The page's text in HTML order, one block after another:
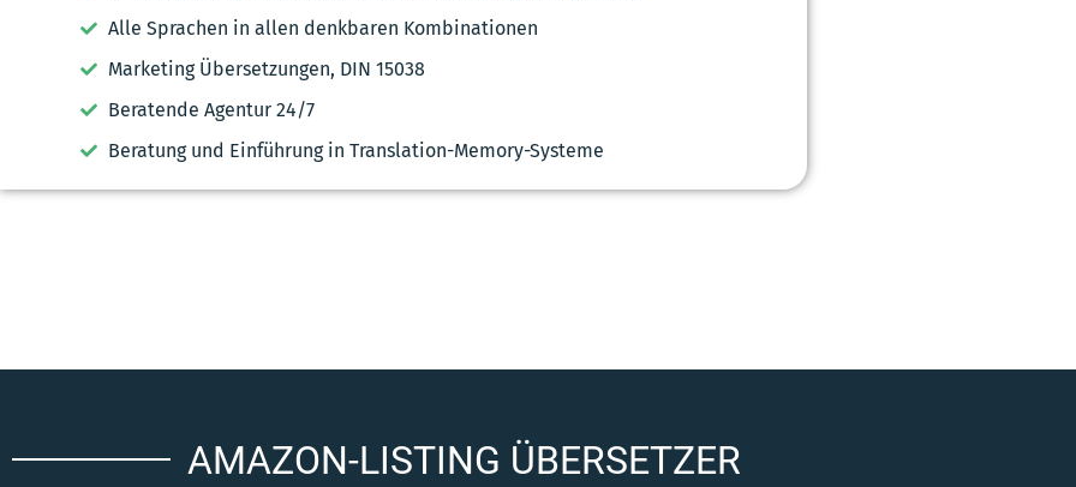
Alle Sprachen in allen denkbaren Kombinationen
Marketing Übersetzungen, DIN 15038
Beratende Agentur 24/7
Beratung und Einführung in Translation-Memory-Systeme
AMAZON-LISTING ÜBERSETZER